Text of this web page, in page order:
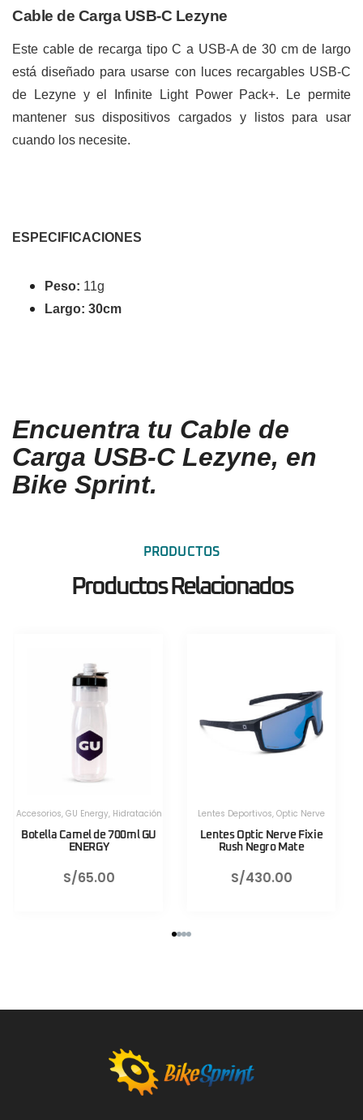
Cable de Carga USB-C Lezyne
Este cable de recarga tipo C a USB-A de 30 cm de largo
está diseñado para usarse con luces recargables USB-C
de Lezyne y el Infinite Light Power Pack+. Le permite
mantener sus dispositivos cargados y listos para usar
cuando los necesite.
ESPECIFICACIONES
Peso: 11g
Largo: 30cm
Encuentra tu Cable de
Carga USB-C Lezyne, en
Bike Sprint.
PRODUCTOS
Productos Relacionados
Herramientas,
Válvula CNC TLR Valve pro
S/130.00
Herramientas ,
Válvula CNC TLR Valve pro
S/130.00